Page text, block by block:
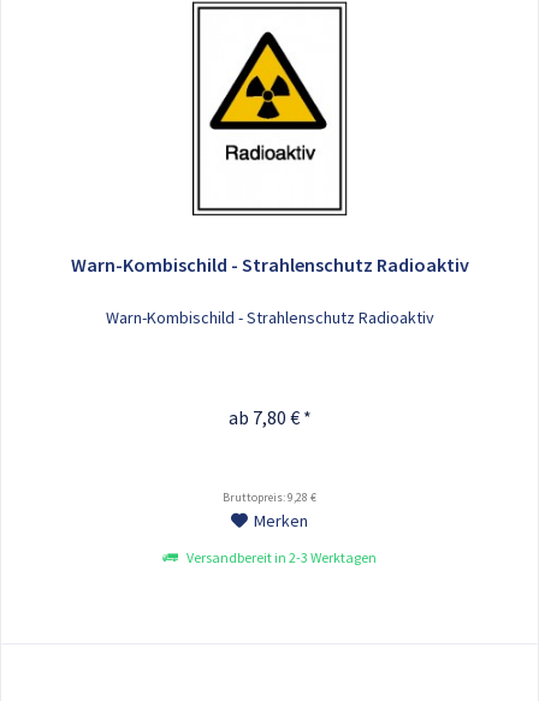
Warn-Kombischild - Strahlenschutz Radioaktiv
Warn-Kombischild - Strahlenschutz Radioaktiv
ab 7,80 € *
Bruttopreis: 9,28 €
Merken
Versandbereit in 2-3 Werktagen